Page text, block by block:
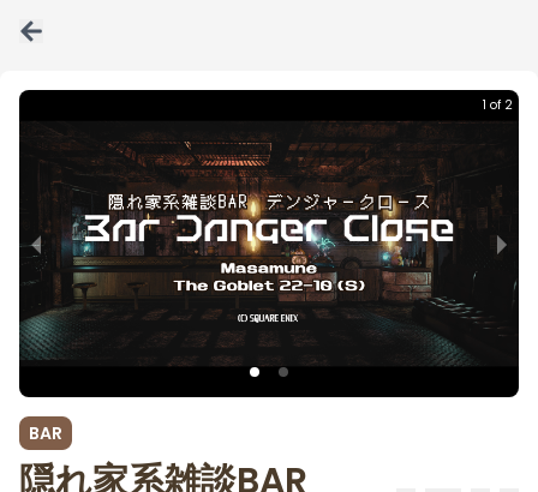
1 of 2
BAR
隠れ家系雑談BAR